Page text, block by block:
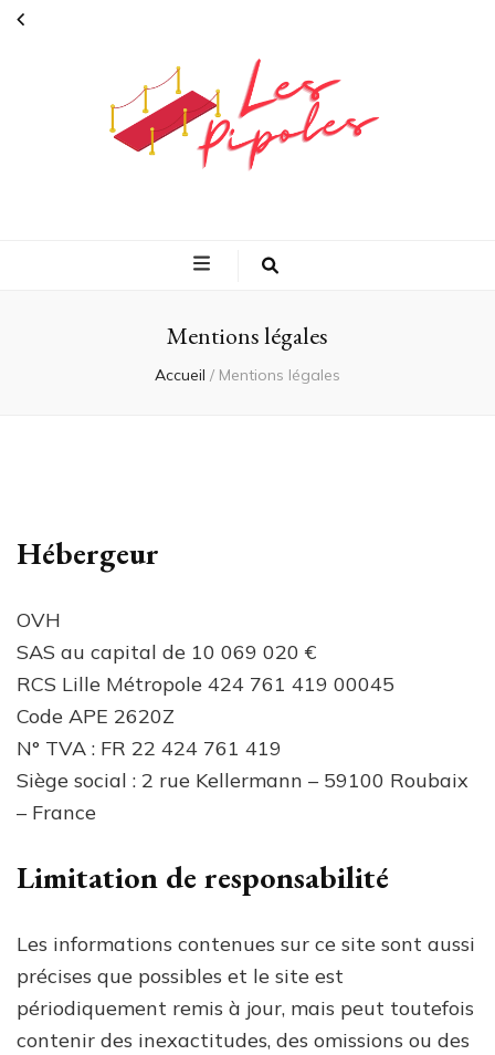
peoples et vie
quotidienne en
Mentions légales
Accueil / Mentions légales
Hébergeur
OVH
SAS au capital de 10 069 020 €
RCS Lille Métropole 424 761 419 00045
Code APE 2620Z
N° TVA : FR 22 424 761 419
Siège social : 2 rue Kellermann – 59100 Roubaix
– France
Limitation de responsabilité
Les informations contenues sur ce site sont aussi
précises que possibles et le site est
périodiquement remis à jour, mais peut toutefois
contenir des inexactitudes, des omissions ou des